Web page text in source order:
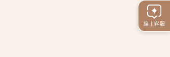
線上客服